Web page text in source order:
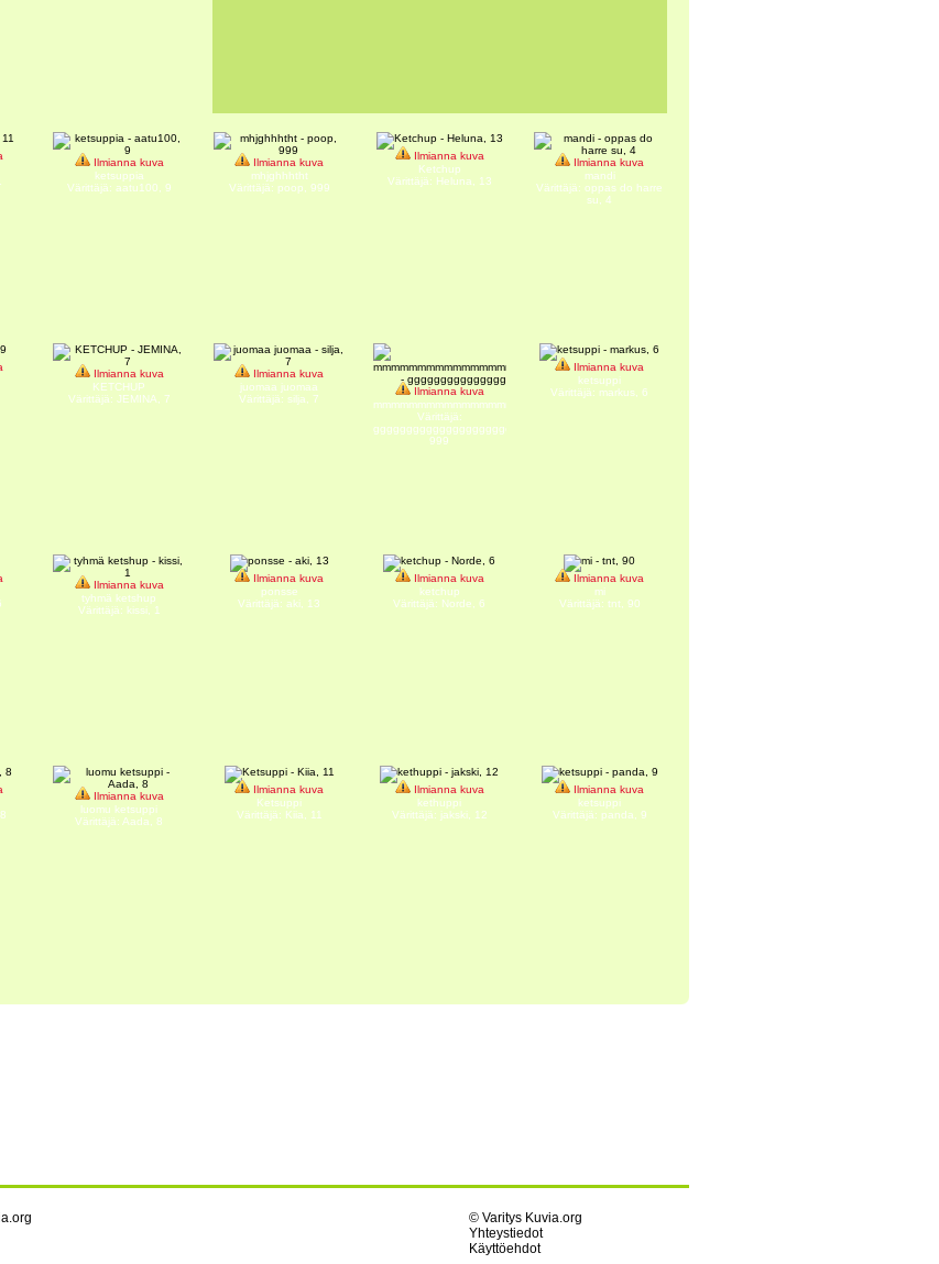
Ilmianna kuva
ketsuppia
Värittäjä: aatu100, 9
Ilmianna kuva
mhjghhhtht
Värittäjä: poop, 999
Ilmianna kuva
Ketchup
Värittäjä: Heluna, 13
Ilmianna kuva
mandi
Värittäjä: oppas do harre
su, 4
Ilmianna kuva
KETCHUP
Värittäjä: JEMINA, 7
Ilmianna kuva
juomaa juomaa
Värittäjä: silja, 7
Ilmianna kuva
mmmmmmmmmmmmmmmmmmmmmmmmmmmmmmmmmmmmmmmm
Värittäjä:
gggggggggggggggggggggggggggggggggggggggg,
999
Ilmianna kuva
ketsuppi
Värittäjä: markus, 6
Ilmianna kuva
tyhmä ketshup
Värittäjä: kissi, 1
Ilmianna kuva
ponsse
Värittäjä: aki, 13
Ilmianna kuva
ketchup
Värittäjä: Norde, 6
Ilmianna kuva
mi
Värittäjä: tnt, 90
Ilmianna kuva
luomu ketsuppi
Värittäjä: Aada, 8
Ilmianna kuva
Ketsuppi
Värittäjä: Kiia, 11
Ilmianna kuva
kethuppi
Värittäjä: jakski, 12
Ilmianna kuva
ketsuppi
Värittäjä: panda, 9
© Varitys Kuvia.org
Yhteystiedot
Käyttöehdot